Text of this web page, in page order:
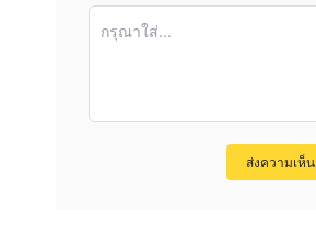
กรุณาใส่...
ส่งความเห็น